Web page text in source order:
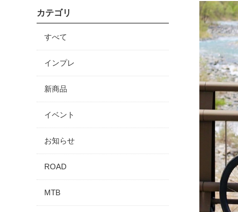
カテゴリ
すべて
インプレ
新商品
イベント
お知らせ
ROAD
MTB